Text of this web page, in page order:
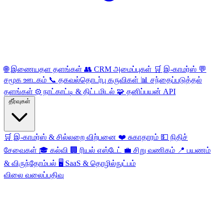
🌐இணையதள தளங்கள் 👥 CRM அமைப்புகள் 🛒 இ-காமர்ஸ் 💬
சமூக ஊடகம் 📞 தகவல்தொடர்பு கருவிகள் 📊 சந்தைப்படுத்தல்
தளங்கள் ⚙️ நாட்காட்டி & திட்டமிடல் 🧩 தனிப்பயன் API
🛒 இ-காமர்ஸ் & சில்லறை விற்பனை ❤️ சுகாதாரம் 💵 நிதிச்
சேவைகள் 🎓 கல்வி 🏢 ரியல் எஸ்டேட் 💼 சிறு வணிகம் 📍 பயணம்
& விருந்தோம்பல் 🖥️ SaaS & தொழில்நுட்பம்
விலை வலைப்பதிவு